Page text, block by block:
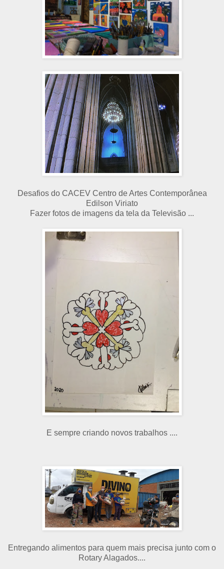
Desafios do CACEV Centro de Artes Contemporânea
Edilson Viriato
Fazer fotos de imagens da tela da Televisão ...
E sempre criando novos trabalhos ....
Entregando alimentos para quem mais precisa junto com o
Rotary Alagados....